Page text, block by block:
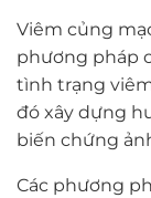
Viêm củng
phương pháp
tình trạng
đó xây dựng
biến chứng
Các phương